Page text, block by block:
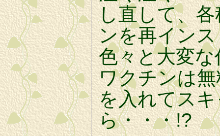
し直して、
ンを再イン
色々と大変
ワクチンは
を入れてス
ら・・・!?